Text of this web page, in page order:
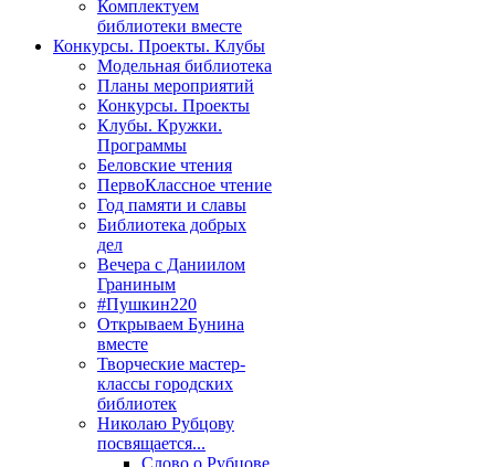
Комплектуем
библиотеки вместе
Конкурсы. Проекты. Клубы
Модельная библиотека
Планы мероприятий
Конкурсы. Проекты
Клубы. Кружки.
Программы
Беловские чтения
ПервоКлассное чтение
Год памяти и славы
Библиотека добрых
дел
Вечера с Даниилом
Граниным
#Пушкин220
Открываем Бунина
вместе
Творческие мастер-
классы городских
библиотек
Николаю Рубцову
посвящается...
Слово о Рубцове